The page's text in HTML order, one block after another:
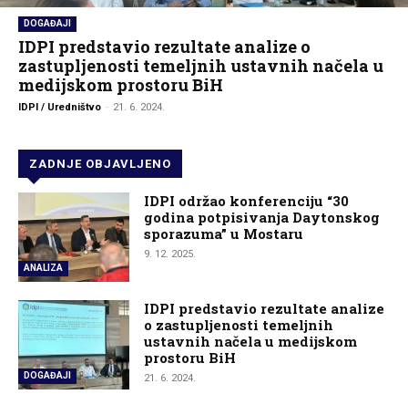
DOGAĐAJI
IDPI predstavio rezultate analize o
zastupljenosti temeljnih ustavnih načela u
medijskom prostoru BiH
IDPI / Uredništvo - 21. 6. 2024.
ZADNJE OBJAVLJENO
ANALIZA
IDPI održao konferenciju “30
godina potpisivanja Daytonskog
sporazuma” u Mostaru
9. 12. 2025.
DOGAĐAJI
IDPI predstavio rezultate analize
o zastupljenosti temeljnih
ustavnih načela u medijskom
prostoru BiH
21. 6. 2024.